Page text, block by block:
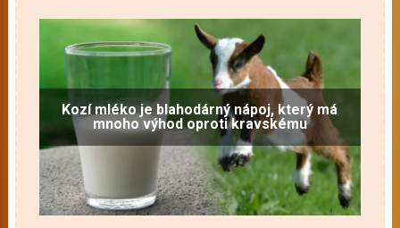
Kozí mléko je blahodárný nápoj, který má
mnoho výhod oproti kravskému